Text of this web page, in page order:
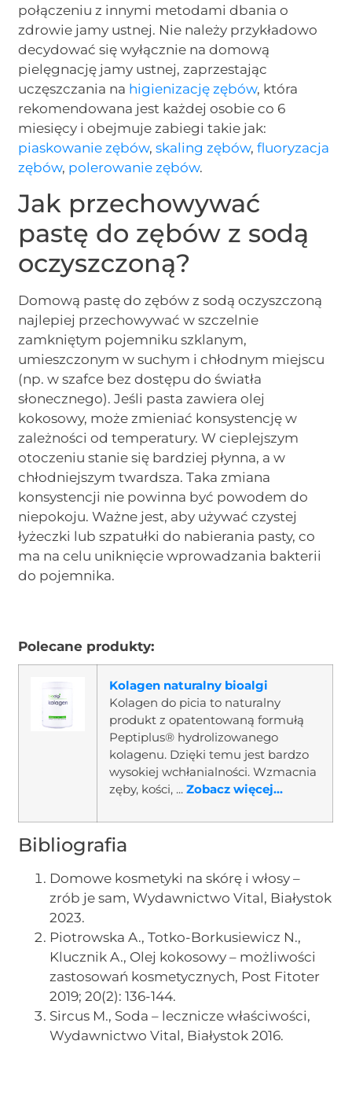
połączeniu z innymi metodami dbania o
zdrowie jamy ustnej. Nie należy przykładowo
decydować się wyłącznie na domową
pielęgnację jamy ustnej, zaprzestając
uczęszczania na higienizację zębów, która
rekomendowana jest każdej osobie co 6
miesięcy i obejmuje zabiegi takie jak:
piaskowanie zębów,skaling zębów,fluoryzacja
zębów, polerowanie zębów.
Jak przechowywać
pastę do zębów z sodą
oczyszczoną?
Domową pastę do zębów z sodą oczyszczoną
najlepiej przechowywać w szczelnie
zamkniętym pojemniku szklanym,
umieszczonym w suchym i chłodnym miejscu
(np. w szafce bez dostępu do światła
słonecznego). Jeśli pasta zawiera olej
kokosowy, może zmieniać konsystencję w
zależności od temperatury. W cieplejszym
otoczeniu stanie się bardziej płynna, a w
chłodniejszym twardsza. Taka zmiana
konsystencji nie powinna być powodem do
niepokoju. Ważne jest, aby używać czystej
łyżeczki lub szpatułki do nabierania pasty, co
ma na celu uniknięcie wprowadzania bakterii
do pojemnika.
Polecane produkty:
Kolagen naturalny bioalgi
Kolagen do picia to naturalny
produkt z opatentowaną formułą
Peptiplus® hydrolizowanego
kolagenu. Dzięki temu jest bardzo
wysokiej wchłanialności. Wzmacnia
zęby, kości, ...Zobacz więcej...
Bibliografia
Domowe kosmetyki na skórę i włosy –
zrób je sam, Wydawnictwo Vital, Białystok
2023.
Piotrowska A., Totko-Borkusiewicz N.,
Klucznik A., Olej kokosowy – możliwości
zastosowań kosmetycznych, Post Fitoter
2019; 20(2): 136-144.
Sircus M., Soda – lecznicze właściwości,
Wydawnictwo Vital, Białystok 2016.